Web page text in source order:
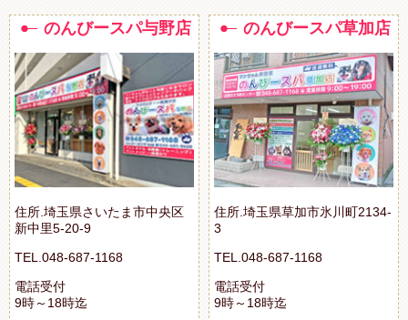
のんびースパ与野店
住所.埼玉県さいたま市中央区
新中里5-20-9
TEL.048-687-1168
電話受付
9時～18時迄
のんびースパ草加店
住所.埼玉県草加市氷川町2134-
3
TEL.048-687-1168
電話受付
9時～18時迄